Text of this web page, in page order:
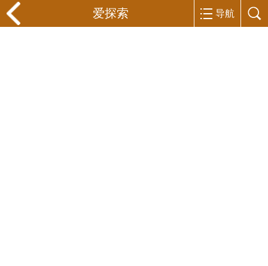
爱探索 导航